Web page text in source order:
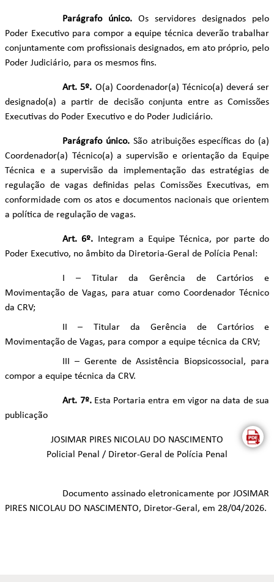
Parágrafo único. Os servidores designados pelo
Poder Executivo para compor a equipe técnica deverão trabalhar
conjuntamente com profissionais designados, em ato próprio, pelo
Poder Judiciário, para os mesmos fins.
Art. 5º. O(a) Coordenador(a) Técnico(a) deverá ser
designado(a) a partir de decisão conjunta entre as Comissões
Executivas do Poder Executivo e do Poder Judiciário.
Parágrafo único. São atribuições específicas do (a)
Coordenador(a) Técnico(a) a supervisão e orientação da Equipe
Técnica e a supervisão da implementação das estratégias de
regulação de vagas definidas pelas Comissões Executivas, em
conformidade com os atos e documentos nacionais que orientem
a política de regulação de vagas.
Art. 6º. Integram a Equipe Técnica, por parte do
Poder Executivo, no âmbito da Diretoria-Geral de Polícia Penal:
I – Titular da Gerência de Cartórios e
Movimentação de Vagas, para atuar como Coordenador Técnico
da CRV;
II – Titular da Gerência de Cartórios e
Movimentação de Vagas, para compor a equipe técnica da CRV;
III – Gerente de Assistência Biopsicossocial, para
compor a equipe técnica da CRV.
Art. 7º.Esta Portaria entra em vigor na data de sua
publicação
JOSIMAR PIRES NICOLAU DO NASCIMENTO
Policial Penal / Diretor-Geral de Polícia Penal
Documento assinado eletronicamente por JOSIMAR
PIRES NICOLAU DO NASCIMENTO, Diretor-Geral, em 28/04/2026.